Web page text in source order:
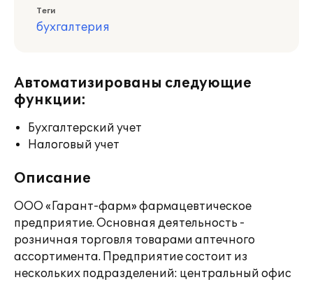
Теги
бухгалтерия
Автоматизированы следующие
функции:
Бухгалтерский учет
Налоговый учет
Описание
ООО «Гарант-фарм» фармацевтическое
предприятие. Основная деятельность -
розничная торговля товарами аптечного
ассортимента. Предприятие состоит из
нескольких подразделений: центральный офис